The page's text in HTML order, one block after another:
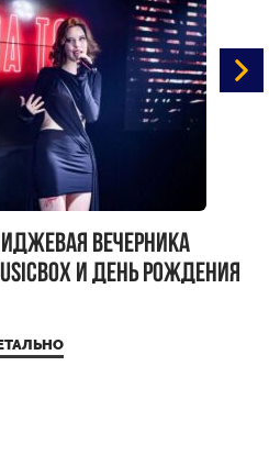
вечерника
и день рождения